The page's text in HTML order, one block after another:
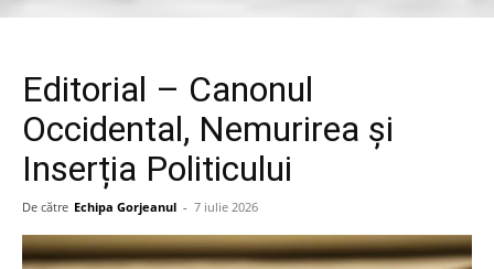
Editorial – Canonul
Occidental, Nemurirea și
Inserția Politicului
De către Echipa Gorjeanul - 7 iulie 2026